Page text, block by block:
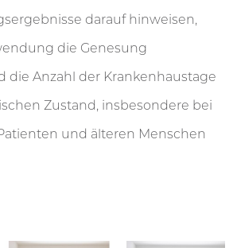
darauf hinweisen,
die Genesung
die Anzahl der Krankenhaustage
Zustand, insbesondere bei
und älteren Menschen